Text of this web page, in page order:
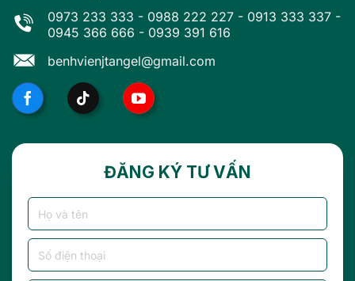
0973 233 333 - 0988 222 227 - 0913 333 337 -
0945 366 666 - 0939 391 616
benhvienjtangel@gmail.com
ĐĂNG KÝ TƯ VẤN